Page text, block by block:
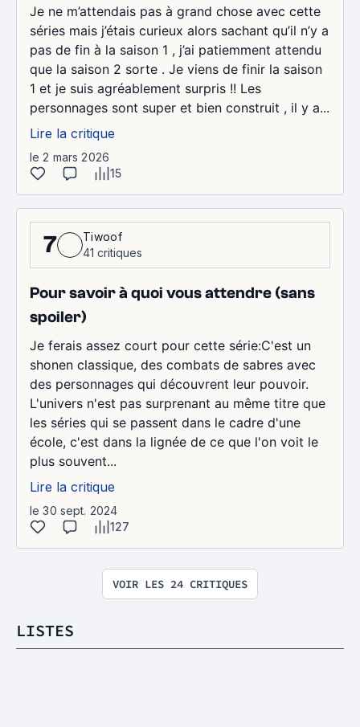
Je ne m’attendais pas à grand chose avec cette
séries mais j’étais curieux alors sachant qu’il n’y a
pas de fin à la saison 1 , j’ai patiemment attendu
que la saison 2 sorte . Je viens de finir la saison
1 et je suis agréablement surpris !! Les
personnages sont super et bien construit , il y a...
Lire la critique
le 2 mars 2026
15
7
Tiwoof
41 critiques
Pour savoir à quoi vous attendre (sans
spoiler)
Je ferais assez court pour cette série:C'est un
shonen classique, des combats de sabres avec
des personnages qui découvrent leur pouvoir.
L'univers n'est pas surprenant au même titre que
les séries qui se passent dans le cadre d'une
école, c'est dans la lignée de ce que l'on voit le
plus souvent...
Lire la critique
le 30 sept. 2024
127
VOIR LES 24 CRITIQUES
LISTES